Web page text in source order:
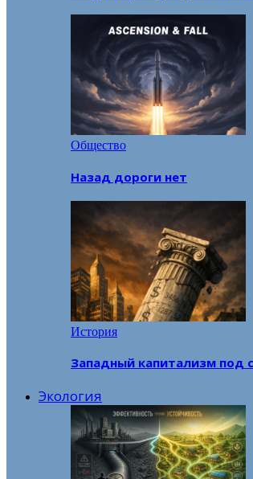
Общество
Назад дороги нет
История
Западный капитализм под
Экология